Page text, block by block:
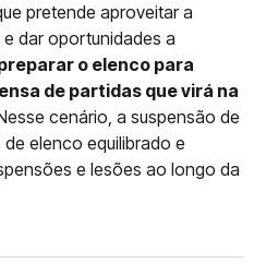
pretende aproveitar a
dar oportunidades a
o elenco para
de partidas que virá na
cenário, a suspensão de
elenco equilibrado e
e lesões ao longo da